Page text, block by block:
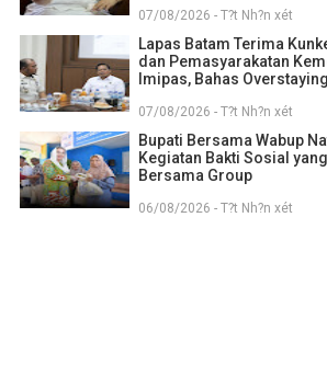
07/08/2026 - T?t Nh?n xét
Lapas Batam Terima
dan Pemasyarakatan
Imipas, Bahas
07/08/2026 - T?t Nh?n xét
Bupati Bersama Wabup
Kegiatan Bakti Sosial
Bersama Group
06/08/2026 - T?t Nh?n xét